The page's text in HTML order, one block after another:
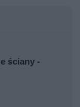
ściany -